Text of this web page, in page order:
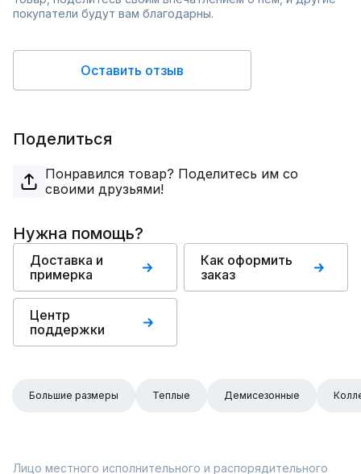
покупатели будут вам благодарны.
Оставить отзыв
Поделиться
Понравился товар? Поделитесь им со
своими друзьями!
Нужна помощь?
Доставка и
примерка
Как оформить
заказ
Центр
поддержки
Большие размеры Теплые Демисезонные
Лицо местного исполнительного и распорядительного